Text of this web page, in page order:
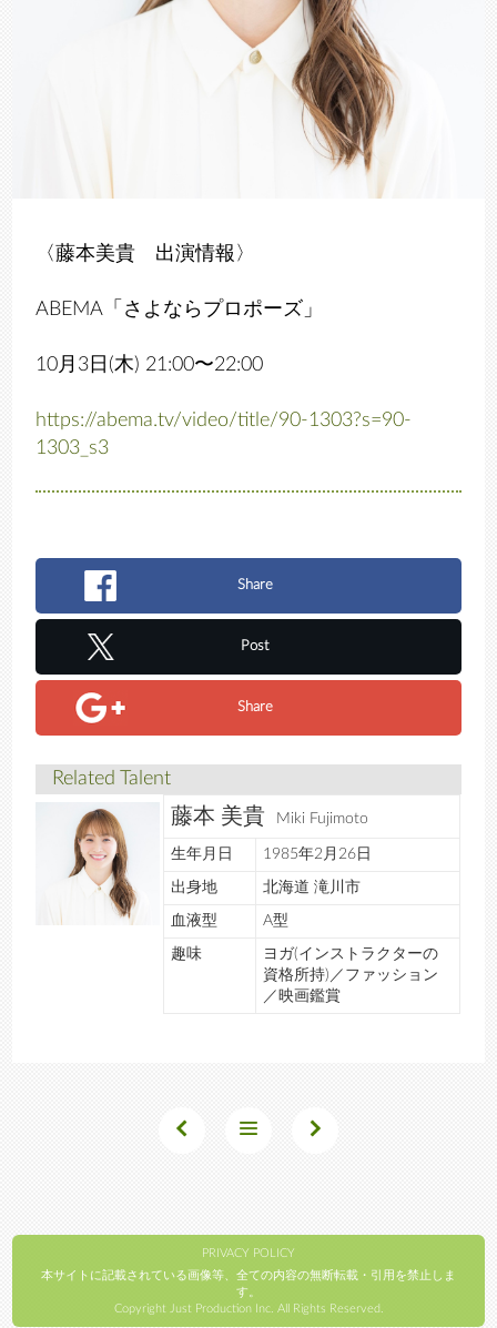
〈藤本美貴 出演情報〉
ABEMA「さよならプロポーズ」
10月3日(木) 21:00〜22:00
https://abema.tv/video/title/90-1303?s=90-
1303_s3
Share
Post
Share
Related Talent
藤本 美貴 Miki Fujimoto
生年月日 1985年2月26日
出身地 北海道 滝川市
血液型 A型
趣味
ヨガ(インストラクターの
資格所持)／ファッション
／映画鑑賞
PRIVACY POLICY
本サイトに記載されている画像等、全ての内容の無断転載・引用を禁止しま
す。
Copyright Just Production Inc. All Rights Reserved.